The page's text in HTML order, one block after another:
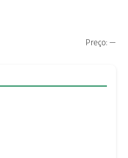
Preço: —